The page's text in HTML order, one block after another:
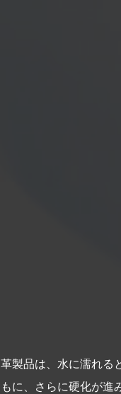
革製品は、水に濡れる
もに、さらに硬化が進